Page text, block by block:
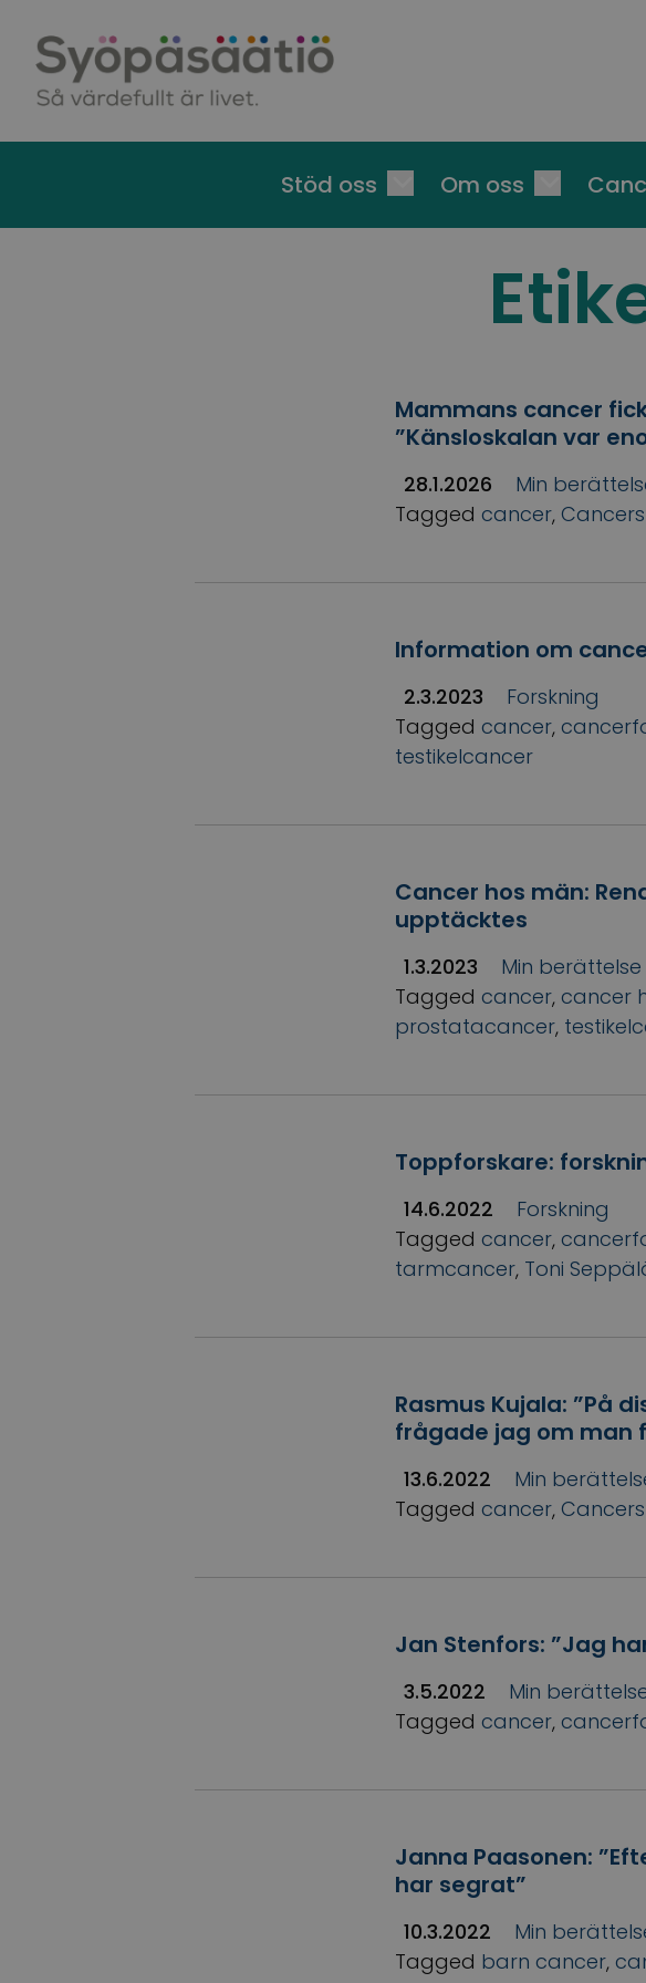
Stöd oss Om oss
Mammans cancer
”Känsloskalan var
28.1.2026
Min
Taggedcancer,
Information om
2.3.2023
Forskning
Taggedcancer,
testikelcancer
Cancer hos män:
upptäcktes
1.3.2023
Min berättelse
Taggedcancer,cancer
prostatacancer,
Toppforskare:
14.6.2022
Forskning
Taggedcancer,
tarmcancer, Toni
Rasmus Kujala: ”På
frågade jag om man
13.6.2022
Min
Taggedcancer,
Jan Stenfors: ”Jag
3.5.2022
Min
Taggedcancer,
Janna Paasonen:
har segrat”
10.3.2022
Min
Tagged barn cancer,